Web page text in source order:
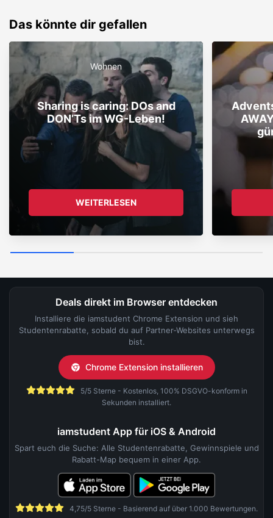
Das könnte dir gefallen
Wohnen
Sharing is caring: DOs and
DON’Ts im WG-Leben!
WEITERLESEN
Deals direkt im Browser entdecken
Installiere die iamstudent Chrome Extension und sieh
Studentenrabatte, sobald du auf Partner-Websites unterwegs
bist.
Chrome Extension installieren
5/5 Sterne - Kostenlos, 100% DSGVO-konform in
Sekunden installiert.
iamstudent App für iOS & Android
Spart euch die Suche: Alle Studentenrabatte, Gewinnspiele und
Rabatt-Map bequem in einer App.
4,75/5 Sterne - Basierend auf über 1.000 Bewertungen.